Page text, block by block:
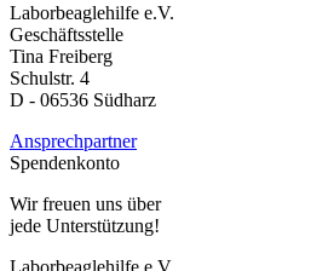
Laborbeaglehilfe e.V.
Geschäftsstelle
Tina Freiberg
Schulstr. 4
D - 06536 Südharz
Ansprechpartner
Spendenkonto
Wir freuen uns über
jede Unterstützung!
Laborbeaglehilfe e.V.